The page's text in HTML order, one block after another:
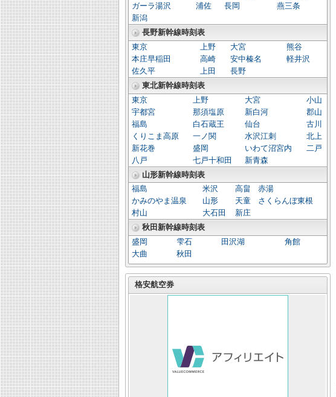
ガーラ湯沢
浦佐 長岡
燕三条
新潟
長野新幹線時刻表
東京
上野 大宮
熊谷
本庄早稲田
高崎 安中榛名
軽井沢
佐久平
上田
長野
東北新幹線時刻表
東京
上野 大宮
小山
宇都宮
那須塩原 新白河
郡山
福島
白石蔵王 仙台
古川
くりこま高原
一ノ関 水沢江刺
北上
新花巻
盛岡 いわて沼宮内
二戸
八戸
七戸十和田
新青森
山形新幹線時刻表
福島
米沢 高畠
赤湯
かみのやま温泉
山形 天童
さくらんぼ東根
村山
大石田
新庄
秋田新幹線時刻表
盛岡
雫石 田沢湖
角館
大曲
秋田
格安航空券